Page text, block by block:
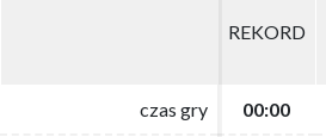
REKORD
czas gry 00:00
REKORD
czas gry 00:00